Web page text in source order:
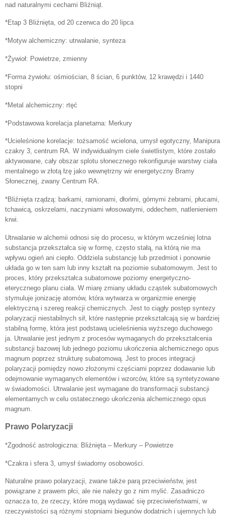
nad naturalnymi cechami Bliźniąt.
*Etap 3 Bliźnięta, od 20 czerwca do 20 lipca
*Motyw alchemiczny: utrwalanie, synteza
*Żywioł: Powietrze, zmienny
*Forma żywiołu: ośmiościan, 8 ścian, 6 punktów, 12 krawędzi i 1440
stopni
*Metal alchemiczny: rtęć
*Podstawowa korelacja planetarna: Merkury
*Ucieleśnione korelacje: tożsamość wcielona, umysł egotyczny, Manipura
czakry 3, centrum RA. W indywidualnym ciele świetlistym, które zostało
aktywowane, cały obszar splotu słonecznego rekonfiguruje warstwy ciała
mentalnego w złotą łzę jako wewnętrzny wir energetyczny Bramy
Słonecznej, zwany Centrum RA.
*Bliźnięta rządzą: barkami, ramionami, dłońmi, górnymi żebrami, płucami,
tchawicą, oskrzelami, naczyniami włosowatymi, oddechem, natlenieniem
krwi.
Utrwalanie w alchemii odnosi się do procesu, w którym wcześniej lotna
substancja przekształca się w formę, często stałą, na którą nie ma
wpływu ogień ani ciepło. Oddziela substancję lub przedmiot i ponownie
układa go w ten sam lub inny kształt na poziomie subatomowym. Jest to
proces, który przekształca subatomowe poziomy energetyczno-
eterycznego planu ciała. W miarę zmiany układu cząstek subatomowych
stymuluje jonizację atomów, która wytwarza w organizmie energię
elektryczną i szereg reakcji chemicznych. Jest to ciągły postęp syntezy
polaryzacji niestabilnych sił, które następnie przekształcają się w bardziej
stabilną formę, która jest podstawą ucieleśnienia wyższego duchowego
ja. Utrwalanie jest jednym z procesów wymaganych do przekształcenia
substancji bazowej lub jednego poziomu ukończenia alchemicznego opus
magnum poprzez strukturę subatomową. Jest to proces integracji
polaryzacji pomiędzy nowo złożonymi częściami poprzez dodawanie lub
odejmowanie wymaganych elementów i wzorców, które są syntetyzowane
w świadomości. Utrwalanie jest wymagane do transformacji substancji
elementarnych w celu ostatecznego ukończenia alchemicznego opus
magnum.
Prawo Polaryzacji
*Zgodność astrologiczna: Bliźnięta – Merkury – Powietrze
*Czakra i sfera 3, umysł świadomy osobowości.
Naturalne prawo polaryzacji, zwane także parą przeciwieństw, jest
powiązane z prawem płci, ale nie należy go z nim mylić. Zasadniczo
oznacza to, że rzeczy, które mogą wydawać się przeciwieństwami, w
rzeczywistości są różnymi stopniami biegunów dodatnich i ujemnych lub